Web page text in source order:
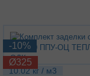
-10%
Ø325
10.02 кг / м3